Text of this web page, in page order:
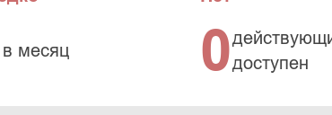
в месяц 0доступен